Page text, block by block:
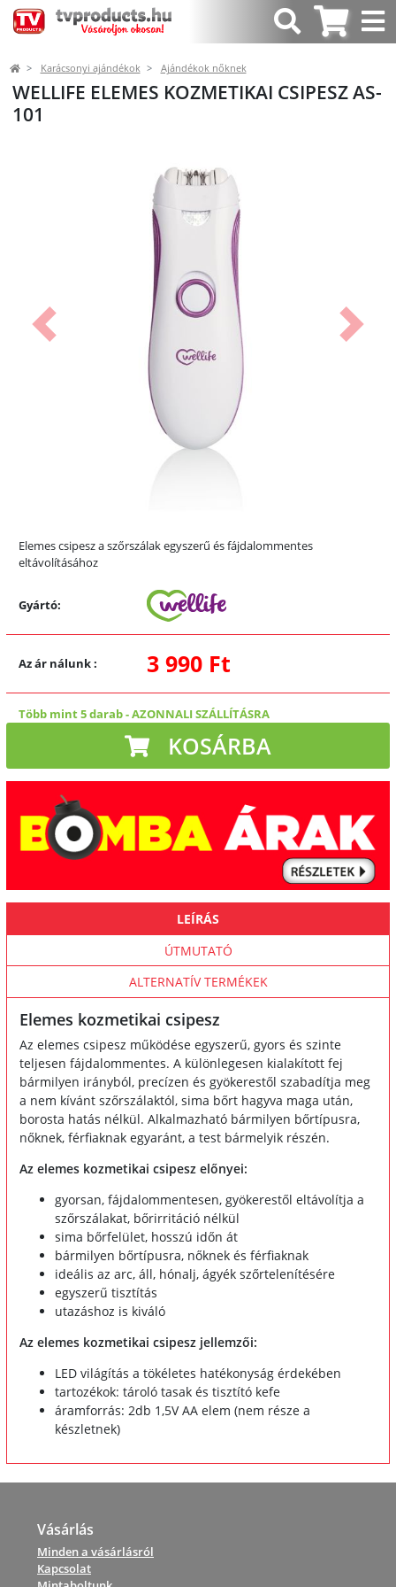
Karácsonyi ajándékok Ajándékok nőknek
WELLIFE ELEMES KOZMETIKAI CSIPESZ AS-
101
Előző
Elemes csipesz a szőrszálak egyszerű és fájdalommentes
eltávolításához
Gyártó:
Az ár nálunk: 3 990 Ft
Több mint 5 darab-AZONNALI SZÁLLÍTÁSRA
KOSÁRBA
LEÍRÁS
ÚTMUTATÓ
ALTERNATÍV TERMÉKEK
Elemes kozmetikai csipesz
Az elemes csipesz működése egyszerű, gyors és szinte
teljesen fájdalommentes. A különlegesen kialakított fej
bármilyen irányból, precízen és gyökerestől szabadítja meg
a nem kívánt szőrszálaktól, sima bőrt hagyva maga után,
borosta hatás nélkül. Alkalmazható bármilyen bőrtípusra,
nőknek, férfiaknak egyaránt, a test bármelyik részén.
Az elemes kozmetikai csipesz előnyei:
gyorsan, fájdalommentesen, gyökerestől eltávolítja a
szőrszálakat, bőrirritáció nélkül
sima bőrfelület, hosszú időn át
bármilyen bőrtípusra, nőknek és férfiaknak
ideális az arc, áll, hónalj, ágyék szőrtelenítésére
egyszerű tisztítás
utazáshoz is kiváló
Az elemes kozmetikai csipesz jellemzői:
LED világítás a tökéletes hatékonyság érdekében
tartozékok: tároló tasak és tisztító kefe
áramforrás: 2db 1,5V AA elem (nem része a
készletnek)
Vásárlás
Minden a vásárlásról
Kapcsolat